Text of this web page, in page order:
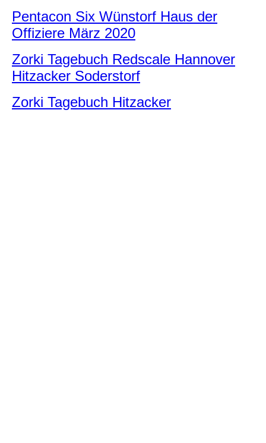
Pentacon Six Wünstorf Haus der
Offiziere März 2020
Zorki Tagebuch Redscale Hannover
Hitzacker Soderstorf
Zorki Tagebuch Hitzacker